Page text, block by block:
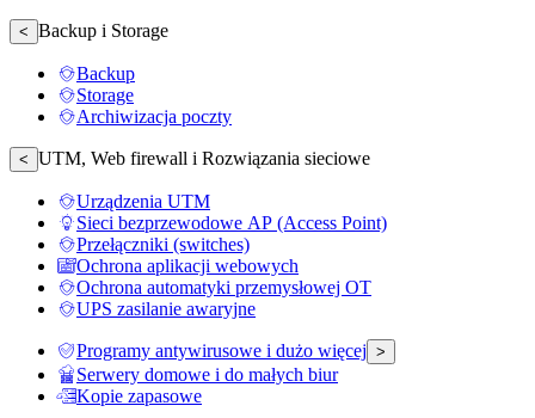
< Backup i Storage
Backup
Storage
Archiwizacja poczty
< UTM, Web firewall i Rozwiązania sieciowe
Urządzenia UTM
Sieci bezprzewodowe AP (Access Point)
Przełączniki (switches)
Ochrona aplikacji webowych
Ochrona automatyki przemysłowej OT
UPS zasilanie awaryjne
Programy antywirusowe i dużo więcej >
Serwery domowe i do małych biur
Kopie zapasowe